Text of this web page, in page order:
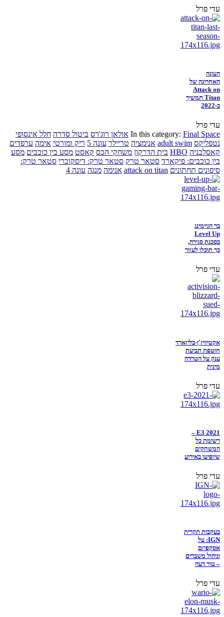
עדי פרל
העונה
האחרונה של
Attack on
Titan תמשיך
ב-2022
עדי פרל
In this category: Final Space אולאן רוג'רס ביטול סדרה חלל אינסופי
נטפליקס adult swim אנימציה טריילר עונה 5 ריק ומורטי אימה ערפדים
קאסלבניה HBO בית הדרקון משחקי הכס קאסט מסע בין כוכבים מסע
בין כוכבים: פיקארד סטאר טרק סטאר טרק: דיסקוברי סטאר טרק:
סיפונים תחתונים attack on titan אנימה מנגה עונה 4
בר הגיימינג
Level Up
בסכנת סגירה,
כך תוכלו לעזור
עדי פרל
אקטיוויז'ן-בליזארד
חוטפת תביעת
ענק על הטרדה
מינית
עדי פרל
E3 2021 –
רשימת כל
המשחקים
שיופיעו באירוע
עדי פרל
בעקבות תקרית
IGN: על
אסקפיזם
וניהול משברים
– טור דעה
עדי פרל